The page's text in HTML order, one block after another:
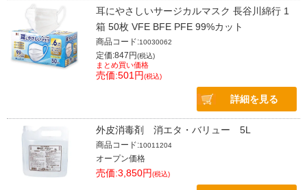
耳にやさしいサージカルマスク 長谷川綿行 1
箱 50枚 VFE BFE PFE 99%カット
商品コード:10030062
定価:847円(税込)
まとめ買い価格
売価:501円(税込)
詳細を見る
外皮消毒剤 消エタ・バリュー 5L
商品コード:10011204
オープン価格
売価:3,850円(税込)